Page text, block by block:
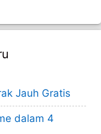
Jauh Gratis
dalam 4